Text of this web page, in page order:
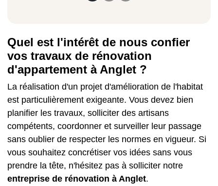
Quel est l'intérêt de nous confier
vos travaux de rénovation
d'appartement à Anglet ?
La réalisation d'un projet d'amélioration de l'habitat
est particulièrement exigeante. Vous devez bien
planifier les travaux, solliciter des artisans
compétents, coordonner et surveiller leur passage
sans oublier de respecter les normes en vigueur. Si
vous souhaitez concrétiser vos idées sans vous
prendre la tête, n'hésitez pas à solliciter notre
entreprise de rénovation à Anglet.